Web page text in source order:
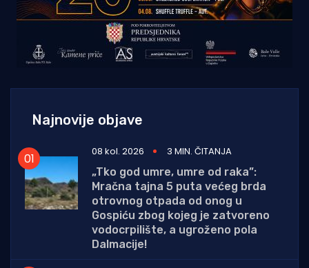
Najnovije objave
08 kol. 2026
3 MIN. ČITANJA
„Tko god umre, umre od raka”:
Mračna tajna 5 puta većeg brda
otrovnog otpada od onog u
Gospiću zbog kojeg je zatvoreno
vodocrpilište, a ugroženo pola
Dalmacije!